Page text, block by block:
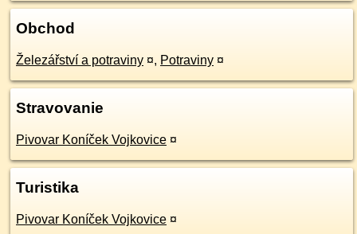
Obchod
Železářství a potraviny ¤, Potraviny ¤
Stravovanie
Pivovar Koníček Vojkovice ¤
Turistika
Pivovar Koníček Vojkovice ¤